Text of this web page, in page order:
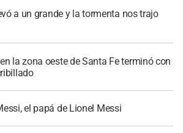
a un grande y la tormenta nos trajo
la zona oeste de Santa Fe terminó con
el papá de Lionel Messi